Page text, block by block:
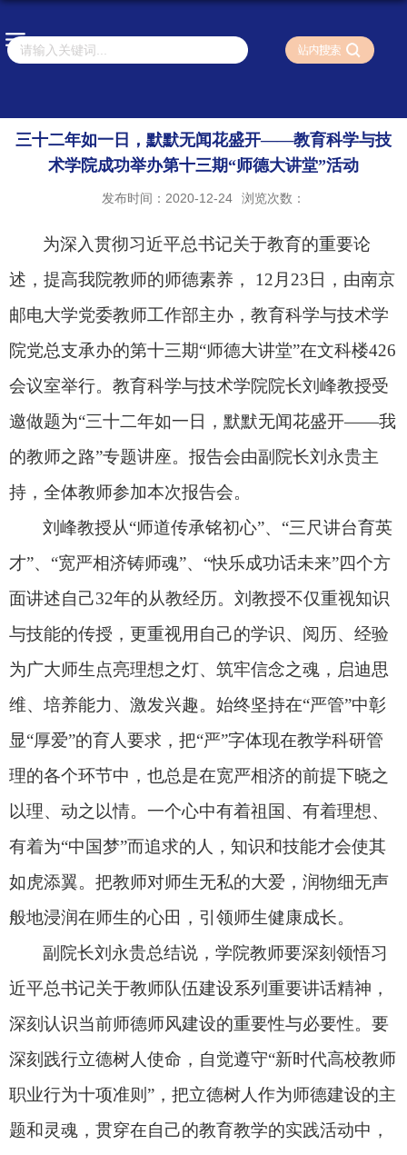
三十二年如一日，默默无闻花盛开——教育科学与技
术学院成功举办第十三期“师德大讲堂”活动
发布时间：2020-12-24 浏览次数：
为深入贯彻习近平总书记关于教育的重要论
述，提高我院教师的师德素养， 12 月 23 日，由南京
邮电大学党委教师工作部主办，教育科学与技术学
院党总支承办的第十三期“师德大讲堂”在文科楼426
会议室举行。教育科学与技术学院院长刘峰教授受
邀做题为“三十二年如一日，默默无闻花盛开——我
的教师之路”专题讲座。报告会由副院长刘永贵主
持，全体教师参加本次报告会。
刘峰教授从“师道传承铭初心”、“三尺讲台育英
才”、“宽严相济铸师魂”、“快乐成功话未来”四个方
面讲述自己32年的从教经历。刘教授不仅重视知识
与技能的传授，更重视用自己的学识、阅历、经验
为广大师生点亮理想之灯、筑牢信念之魂，启迪思
维、培养能力、激发兴趣。始终坚持在“严管”中彰
显“厚爱”的育人要求，把“严”字体现在教学科研管
理的各个环节中，也总是在宽严相济的前提下晓之
以理、动之以情。一个心中有着祖国、有着理想、
有着为“中国梦”而追求的人，知识和技能才会使其
如虎添翼。把教师对师生无私的大爱，润物细无声
般地浸润在师生的心田，引领师生健康成长。
副院长刘永贵总结说，学院教师要深刻领悟习
近平总书记关于教师队伍建设系列重要讲话精神，
深刻认识当前师德师风建设的重要性与必要性。要
深刻践行立德树人使命，自觉遵守“新时代高校教师
职业行为十项准则”，把立德树人作为师德建设的主
题和灵魂，贯穿在自己的教育教学的实践活动中，